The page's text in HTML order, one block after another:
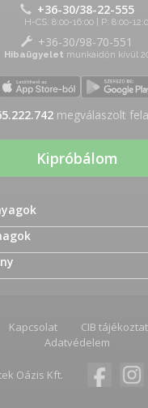
+36-30/38-22-555
H-CS: 8:00-16:00 | P: 8:00-
+36-30/98-70-551
Hibaügyelet munkaidőn kívül
megválaszolt
Kipróbálom
Kapcsolat CIB
Adatvédelem
Oázis Kft.